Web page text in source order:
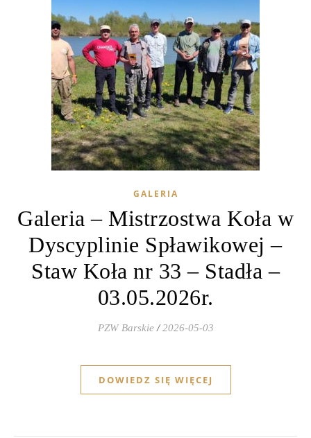
GALERIA
Galeria – Mistrzostwa Koła w
Dyscyplinie Spławikowej –
Staw Koła nr 33 – Stadła –
03.05.2026r.
PZW Barskie / 2026-05-03
DOWIEDZ SIĘ WIĘCEJ